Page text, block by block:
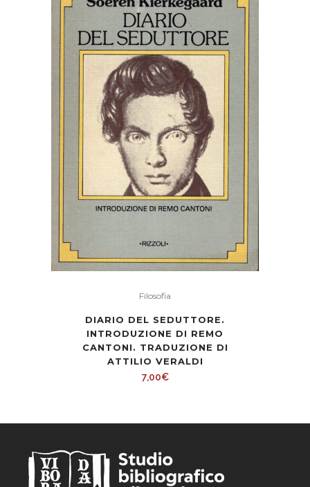
Filosofia
DIARIO DEL SEDUTTORE.
INTRODUZIONE DI REMO
CANTONI. TRADUZIONE DI
ATTILIO VERALDI
7,00€